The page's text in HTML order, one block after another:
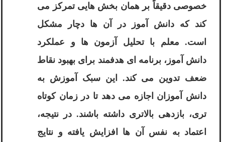
خصوصی دقیقاً بر همان بخش هایی تمرکز می
کند که دانش آموز در آن ها دچار مشکل
است. معلم با تحلیل آزمون ها و عملکرد
دانش آموز، برنامه ای هدفمند برای بهبود نقاط
ضعف تدوین می کند. این سبک آموزش به
دانش آموزان اجازه می دهد تا در زمان کوتاه
تری، بازدهی بالاتری داشته باشند. در نتیجه،
اعتماد به نفس آن ها افزایش یافته و نتایج